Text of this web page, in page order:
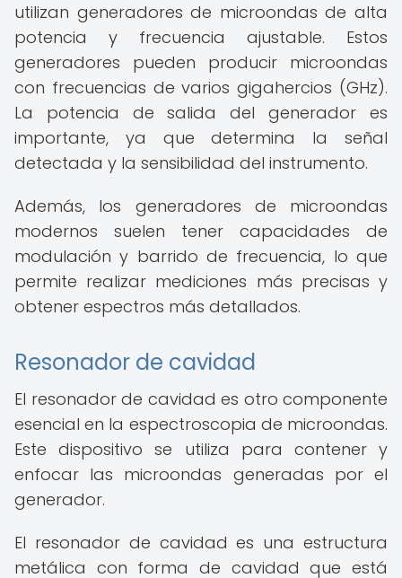
utilizan generadores de microondas de alta
potencia y frecuencia ajustable. Estos
generadores pueden producir microondas
con frecuencias de varios gigahercios (GHz).
La potencia de salida del generador es
importante, ya que determina la señal
detectada y la sensibilidad del instrumento.
Además, los generadores de microondas
modernos suelen tener capacidades de
modulación y barrido de frecuencia, lo que
permite realizar mediciones más precisas y
obtener espectros más detallados.
Resonador de cavidad
El resonador de cavidad es otro componente
esencial en la espectroscopia de microondas.
Este dispositivo se utiliza para contener y
enfocar las microondas generadas por el
generador.
El resonador de cavidad es una estructura
metálica con forma de cavidad que está